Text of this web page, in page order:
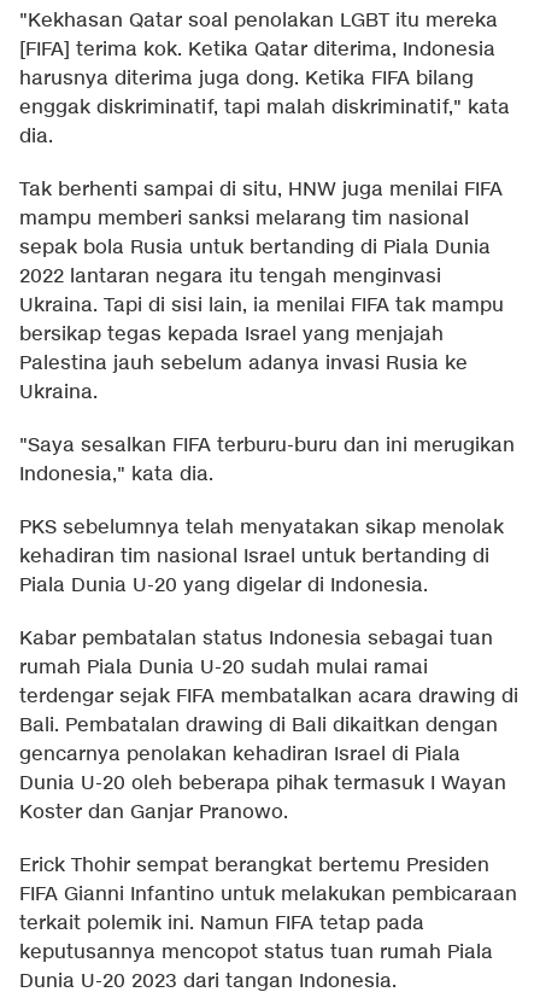
"Kekhasan Qatar soal penolakan LGBT itu mereka
[FIFA] terima kok. Ketika Qatar diterima, Indonesia
harusnya diterima juga dong. Ketika FIFA bilang
enggak diskriminatif, tapi malah diskriminatif," kata
dia.
Tak berhenti sampai di situ, HNW juga menilai FIFA
mampu memberi sanksi melarang tim nasional
sepak bola Rusia untuk bertanding di Piala Dunia
2022 lantaran negara itu tengah menginvasi
Ukraina. Tapi di sisi lain, ia menilai FIFA tak mampu
bersikap tegas kepada Israel yang menjajah
Palestina jauh sebelum adanya invasi Rusia ke
Ukraina.
"Saya sesalkan FIFA terburu-buru dan ini merugikan
Indonesia," kata dia.
PKS sebelumnya telah menyatakan sikap menolak
kehadiran tim nasional Israel untuk bertanding di
Piala Dunia U-20 yang digelar di Indonesia.
Kabar pembatalan status Indonesia sebagai tuan
rumah Piala Dunia U-20 sudah mulai ramai
terdengar sejak FIFA membatalkan acara drawing di
Bali. Pembatalan drawing di Bali dikaitkan dengan
gencarnya penolakan kehadiran Israel di Piala
Dunia U-20 oleh beberapa pihak termasuk I Wayan
Koster dan Ganjar Pranowo.
Erick Thohir sempat berangkat bertemu Presiden
FIFA Gianni Infantino untuk melakukan pembicaraan
terkait polemik ini. Namun FIFA tetap pada
keputusannya mencopot status tuan rumah Piala
Dunia U-20 2023 dari tangan Indonesia.